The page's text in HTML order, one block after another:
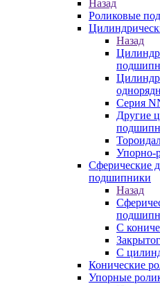
Назад
Роликовые
Назад
Серия
Другие
Упорно-
Сферические
подшипники
Назад
С
С
Конические
Упорные